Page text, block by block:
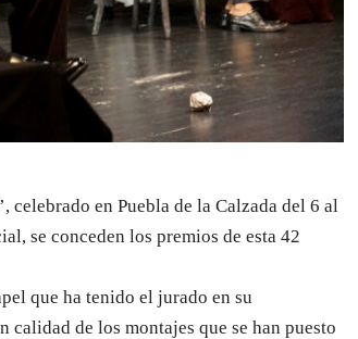
celebrado en Puebla de la Calzada del 6 al
se conceden los premios de esta 42
que ha tenido el jurado en su
de los montajes que se han puesto